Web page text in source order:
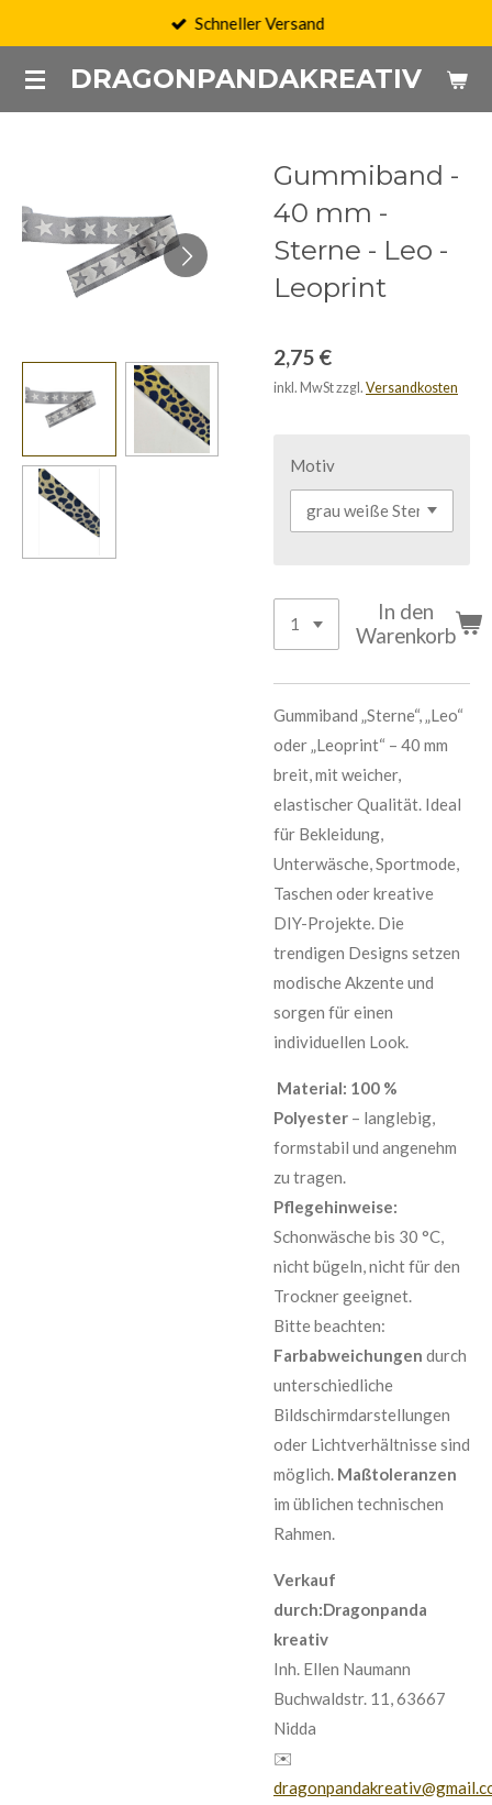
springenDRAGONPANDAKREATIV
Schneller Versand
Gummiband -
40 mm -
Sterne - Leo -
Leoprint
2,75 €
inkl. MwSt zzgl. Versandkosten
Motiv
In den
Warenkorb
Gummiband „Sterne“, „Leo“
oder „Leoprint“ – 40 mm
breit, mit weicher,
elastischer Qualität. Ideal
für Bekleidung,
Unterwäsche, Sportmode,
Taschen oder kreative
DIY-Projekte. Die
trendigen Designs setzen
modische Akzente und
sorgen für einen
individuellen Look.
Material: 100 %
Polyester – langlebig,
formstabil und angenehm
zu tragen.
Pflegehinweise:
Schonwäsche bis 30 °C,
nicht bügeln, nicht für den
Trockner geeignet.
Bitte beachten:
Farbabweichungen durch
unterschiedliche
Bildschirmdarstellungen
oder Lichtverhältnisse sind
möglich. Maßtoleranzen
im üblichen technischen
Rahmen.
Verkauf
durch:Dragonpanda
kreativ
Inh. Ellen Naumann
Buchwaldstr. 11, 63667
Nidda
✉️